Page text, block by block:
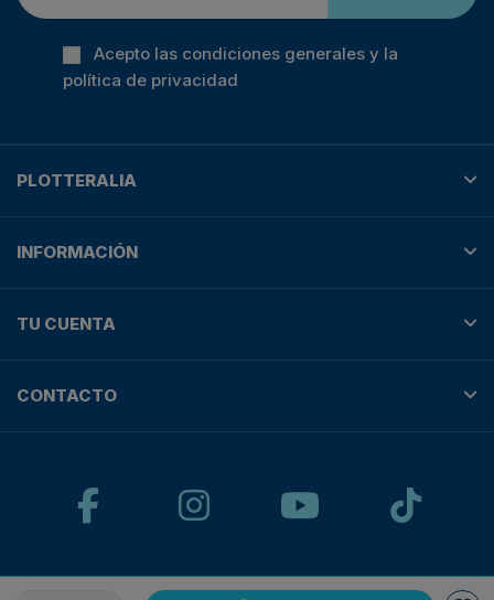
Acepto las condiciones generales y la
política de privacidad
PLOTTERALIA
INFORMACIÓN
TU CUENTA
CONTACTO